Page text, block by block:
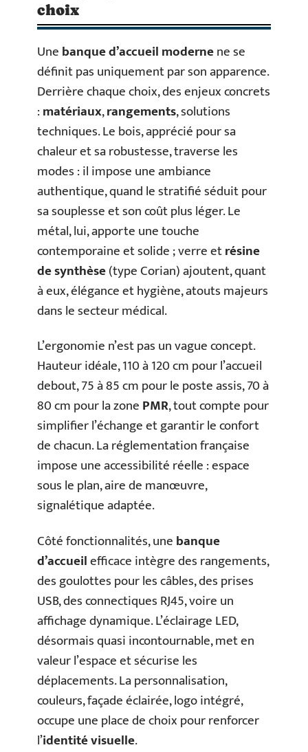
choix
Unebanque d’accueil modernene se
définit pas uniquement par son apparence.
Derrière chaque choix, des enjeux concrets
:matériaux,rangements, solutions
techniques. Le bois, apprécié pour sa
chaleur et sa robustesse, traverse les
modes : il impose une ambiance
authentique, quand le stratifié séduit pour
sa souplesse et son coût plus léger. Le
métal, lui, apporte une touche
contemporaine et solide ; verre etrésine
de synthèse(type Corian) ajoutent, quant
à eux, élégance et hygiène, atouts majeurs
dans le secteur médical.
L’ergonomie n’est pas un vague concept.
Hauteur idéale, 110 à 120 cm pour l’accueil
debout, 75 à 85 cm pour le poste assis, 70 à
80 cm pour la zonePMR, tout compte pour
simplifier l’échange et garantir le confort
de chacun. La réglementation française
impose une accessibilité réelle : espace
sous le plan, aire de manœuvre,
signalétique adaptée.
Côté fonctionnalités, unebanque
d’accueilefficace intègre des rangements,
des goulottes pour les câbles, des prises
USB, des connectiques RJ45, voire un
affichage dynamique. L’éclairage LED,
désormais quasi incontournable, met en
valeur l’espace et sécurise les
déplacements. La personnalisation,
couleurs, façade éclairée, logo intégré,
occupe une place de choix pour renforcer
l’identité visuelle.